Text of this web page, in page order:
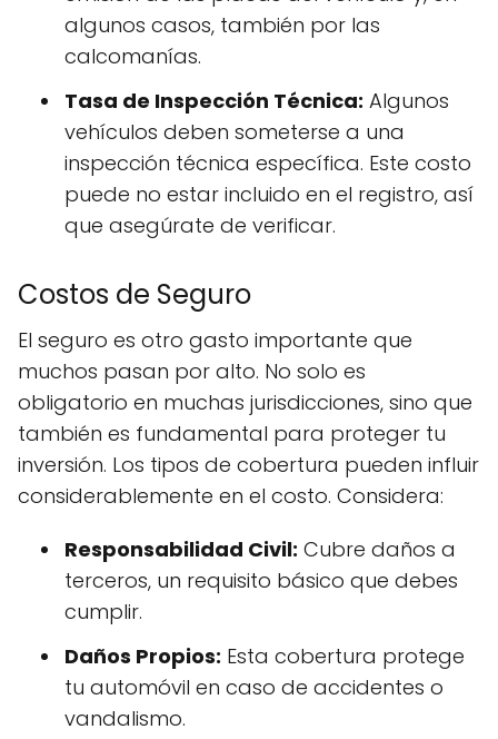
algunos casos, también por las
calcomanías.
Tasa de Inspección Técnica: Algunos
vehículos deben someterse a una
inspección técnica específica. Este costo
puede no estar incluido en el registro, así
que asegúrate de verificar.
Costos de Seguro
El seguro es otro gasto importante que
muchos pasan por alto. No solo es
obligatorio en muchas jurisdicciones, sino que
también es fundamental para proteger tu
inversión. Los tipos de cobertura pueden influir
considerablemente en el costo. Considera:
Responsabilidad Civil: Cubre daños a
terceros, un requisito básico que debes
cumplir.
Daños Propios: Esta cobertura protege
tu automóvil en caso de accidentes o
vandalismo.